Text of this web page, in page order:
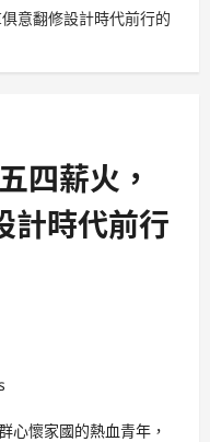
意翻修設計時代前行的
四薪火，
計時代前行
心懷家國的熱血青年，